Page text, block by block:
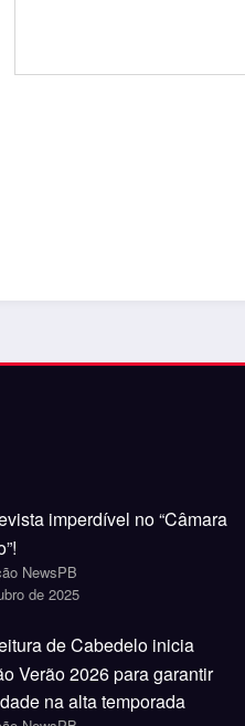
imperdível no “Câmara
NewsPB
de 2025
de Cabedelo inicia
Verão 2026 para garantir
na alta temporada